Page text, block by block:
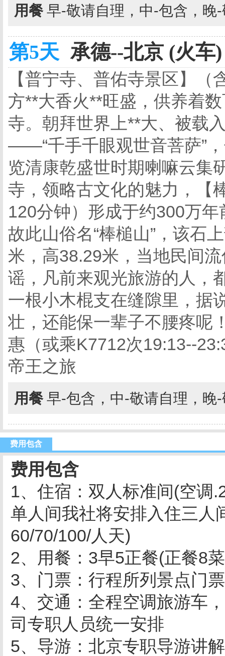
用餐 早-敬请自理，中-包含，晚
第5天 承德--北京 (火车)
【普宁寺、普佑寺景区】
方**大香火**旺盛，供养着
寺。朝拜世界上**大、被载
——“千手千眼观世音菩萨”
览清康乾盛世时期喇嘛云集
寺，领略古文化的魅力，【
120分钟）形成于约300万
故此山俗名“棒槌山”，该石
米，高38.29米，当地民间
谣，凡前来观光旅游的人，
一根小木棍支在缝隙里，据
壮，还能保一辈子不腰疼呢
惠（或乘K7712次19:13--
帝王之旅
用餐 早-包含，中-敬请自理，晚
费用包含
费用包含
1、住宿：双人标准间(空调
单人间我社将安排入住三人
60/70/100/人天)
2、用餐：3早5正餐(正餐8
3、门票：行程所列景点门
4、交通：全程空调旅游车
司专职人员统一安排
5、导游：北京专职导游讲